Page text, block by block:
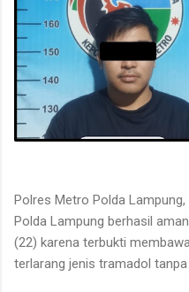
Polres Metro Polda
Polda Lampung berhasil
(22) karena terbukti
terlarang jenis tramadol tanpa